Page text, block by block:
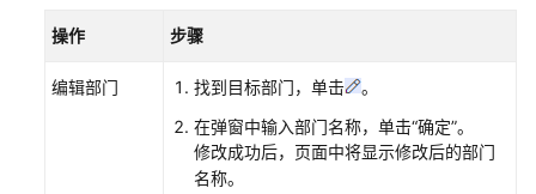
管
操作 步骤
编辑部门 找到目标部门，单击
。
在弹窗中输入部门名称，单击“确定”。
修改成功后，页面中将显示修改后的部门
名称。